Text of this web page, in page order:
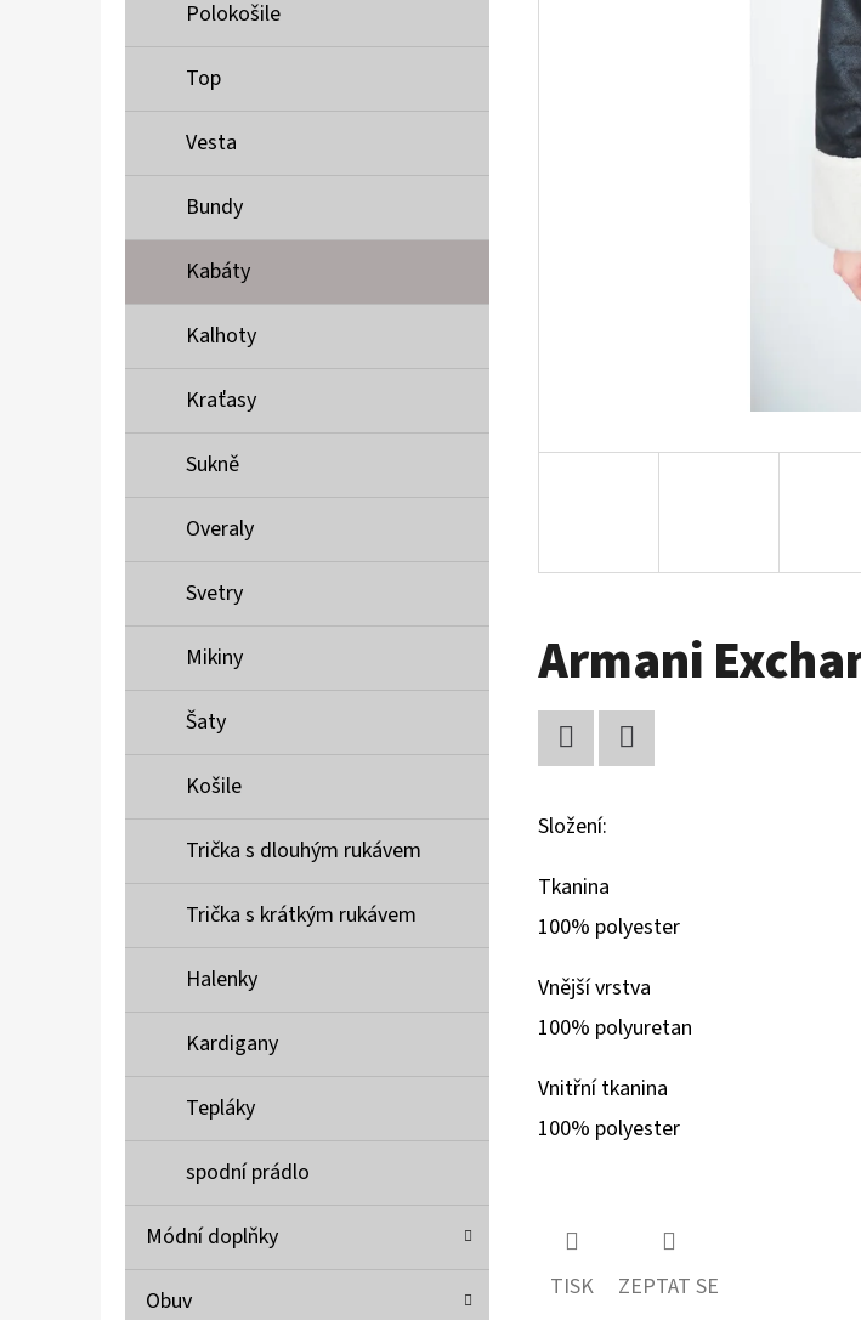
Polokošile
Top
Vesta
Bundy
Kabáty
Kalhoty
Kraťasy
Sukně
Overaly
Svetry
Mikiny
Šaty
Košile
Trička s dlouhým rukávem
Trička s krátkým rukávem
Halenky
Kardigany
Tepláky
spodní prádlo
Módní doplňky
Obuv
Armani
Složení:
Tkanina
100% polyester
Vnější vrstva
100% polyuretan
Vnitřní tkanina
100% polyester
TISK ZEPTAT SE
MUSTANG PÁSEK